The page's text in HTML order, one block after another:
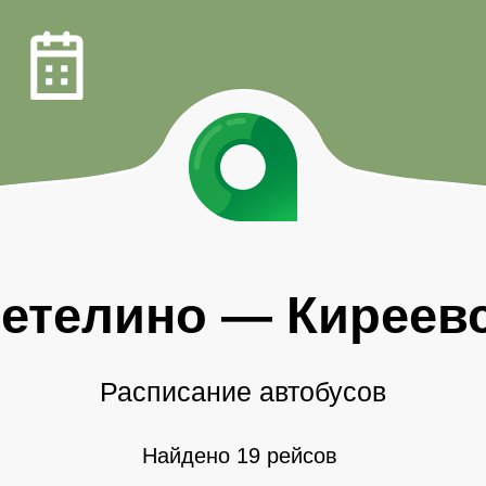
—
Расписание автобусов
Найдено 19 рейсов